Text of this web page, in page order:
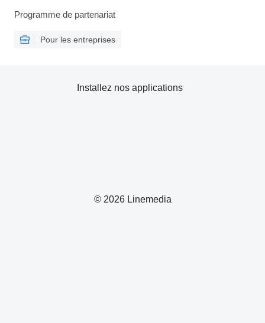
Programme de partenariat
Pour les entreprises
© 2026 Linemedia
Installez nos applications